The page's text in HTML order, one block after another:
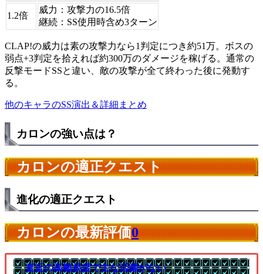
1.2倍
威力：攻撃力の16.5倍
継続：SS使用時含め3ターン
CLAP!の威力は素の攻撃力なら1判定につき約51万。ボスの
弱点+3判定を拾えれば約300万のダメージを稼げる。通常の
反撃モードSSと違い、敵の攻撃が全て終わった後に発動す
る。
他のキャラのSS演出＆詳細まとめ
カロンの強い点は？
カロンの適正クエスト
進化の適正クエスト
カロンの最新評価0
直近の高難易度で主な活躍がない